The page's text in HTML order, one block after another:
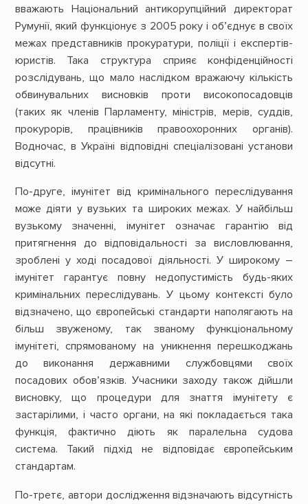
вважають Національний антикорупційний директорат
Румунії, який функціонує з 2005 року і об’єднує в своїх
межах представників прокуратури, поліції і експертів-
юристів. Така структура сприяє конфіденційності
розслідувань, що мало наслідком вражаючу кількість
обвинувальних висновків проти високопосадовців
(таких як членів Парламенту, міністрів, мерів, суддів,
прокурорів, працівників правоохоронних органів).
Водночас, в Україні відповідні спеціалізовані установи
відсутні.
По-друге, імунітет від кримінального переслідування
може діяти у вузьких та широких межах. У найбільш
вузькому значенні, імунітет означає гарантію від
притягнення до відповідальності за висловлювання,
зроблені у ході посадової діяльності. У широкому –
імунітет гарантує повну недопустимість будь-яких
кримінальних переслідувань. У цьому контексті було
відзначено, що європейські стандарти наполягають на
більш звуженому, так званому функціональному
імунітеті, спрямованому на уникнення перешкоджань
до виконання державними службовцями своїх
посадових обов’язків. Учасники заходу також дійшли
висновку, що процедури для знаття імунітету є
застарілими, і часто органи, на які покладається така
функція, фактично діють як паралельна судова
система. Такий підхід не відповідає європейським
стандартам.
По-третє, автори дослідження відзначають відсутність